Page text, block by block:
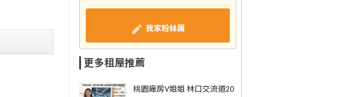
我家粉絲團
更多租屋推薦
桃園廠房V姐姐 林口交流道20